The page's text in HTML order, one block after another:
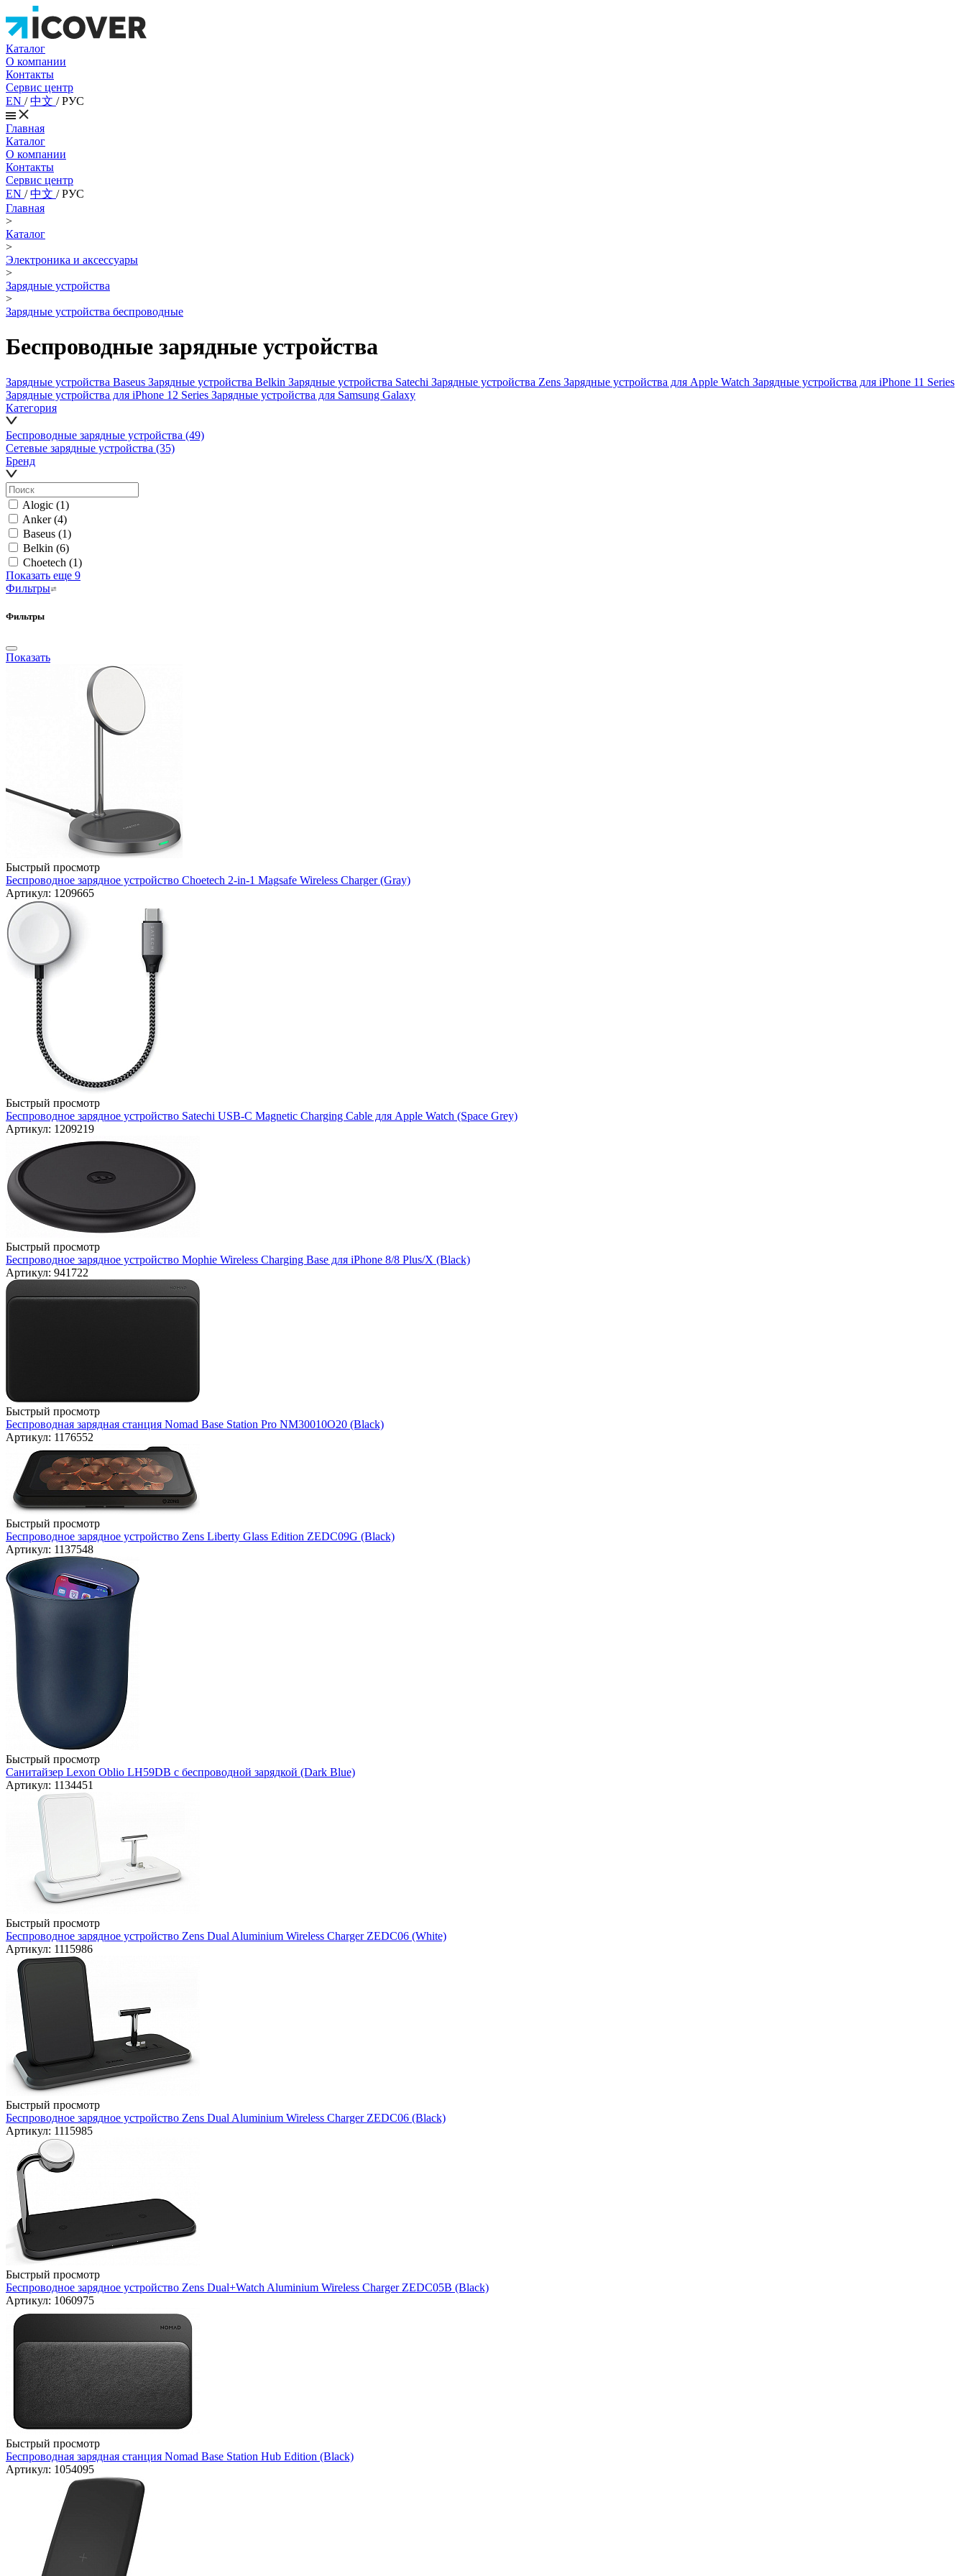
Каталог
О компании
Контакты
Сервис центр
EN /中文 /РУС
Главная
Каталог
О компании
Контакты
Сервис центр
EN /中文 /РУС
Главная
>
Каталог
>
Электроника и аксессуары
>
Зарядные устройства
>
Зарядные устройства беспроводные
Беспроводные зарядные устройства
Зарядные устройства Baseus Зарядные устройства Belkin Зарядные устройства Satechi Зарядные устройства Zens Зарядные устройства для Apple Watch Зарядные устройства для iPhone 11 Series
Зарядные устройства для iPhone 12 Series Зарядные устройства для Samsung Galaxy
Категория
Беспроводные зарядные устройства (49)
Сетевые зарядные устройства (35)
Бренд
Alogic (1)
Anker (4)
Baseus (1)
Belkin (6)
Choetech (1)
Показать еще 9
Фильтры
Фильтры
Показать
Быстрый просмотр
Беспроводное зарядное устройство Choetech 2-in-1 Magsafe Wireless Charger (Gray)
Артикул: 1209665
Быстрый просмотр
Беспроводное зарядное устройство Satechi USB-C Magnetic Charging Cable для Apple Watch (Space Grey)
Артикул: 1209219
Быстрый просмотр
Беспроводное зарядное устройство Mophie Wireless Charging Base для iPhone 8/8 Plus/X (Black)
Артикул: 941722
Быстрый просмотр
Беспроводная зарядная станция Nomad Base Station Pro NM30010O20 (Black)
Артикул: 1176552
Быстрый просмотр
Беспроводное зарядное устройство Zens Liberty Glass Edition ZEDC09G (Black)
Артикул: 1137548
Быстрый просмотр
Санитайзер Lexon Oblio LH59DB с беспроводной зарядкой (Dark Blue)
Артикул: 1134451
Быстрый просмотр
Беспроводное зарядное устройство Zens Dual Aluminium Wireless Charger ZEDC06 (White)
Артикул: 1115986
Быстрый просмотр
Беспроводное зарядное устройство Zens Dual Aluminium Wireless Charger ZEDC06 (Black)
Артикул: 1115985
Быстрый просмотр
Беспроводное зарядное устройство Zens Dual+Watch Aluminium Wireless Charger ZEDC05B (Black)
Артикул: 1060975
Быстрый просмотр
Беспроводная зарядная станция Nomad Base Station Hub Edition (Black)
Артикул: 1054095